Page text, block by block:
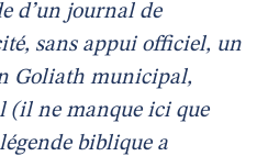
d’un journal de
sans appui officiel, un
Goliath municipal,
(il ne manque ici que
biblique a